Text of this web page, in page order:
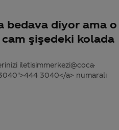
bedava diyor ama o
cam şişedeki kolada
iletisimmerkezi@coca-
3040</a> numaralı